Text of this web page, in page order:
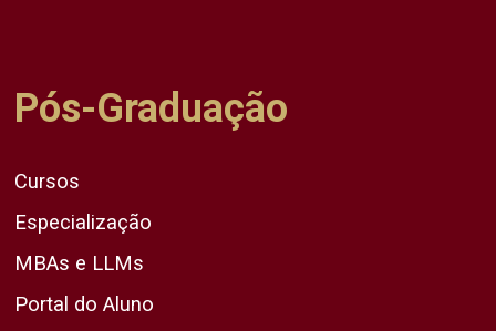
Pós-Graduação
Cursos
Especialização
MBAs e LLMs
Portal do Aluno